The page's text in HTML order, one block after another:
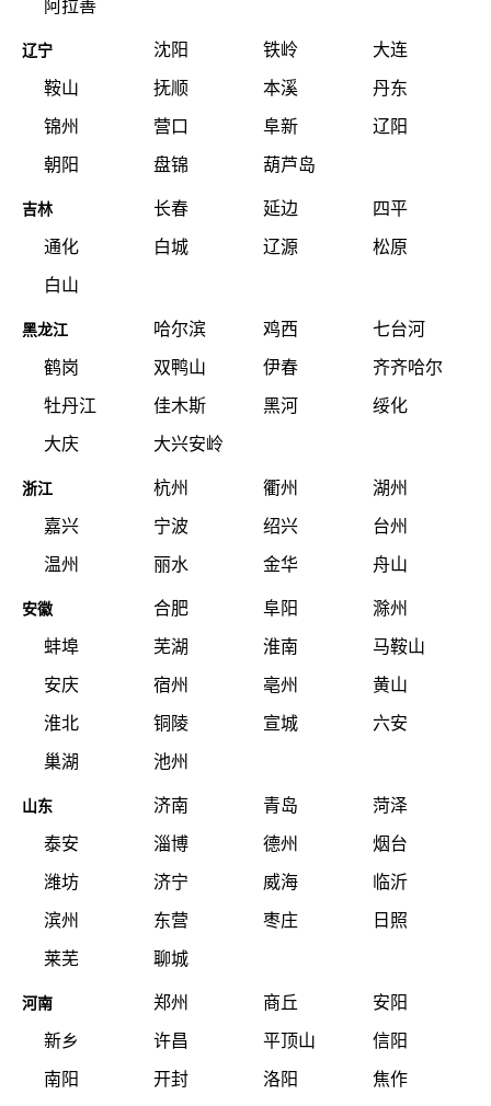
阿拉善
辽宁 沈阳 铁岭 大连
鞍山 抚顺 本溪 丹东
锦州 营口 阜新 辽阳
朝阳 盘锦 葫芦岛
吉林 长春 延边 四平
通化 白城 辽源 松原
白山
黑龙江 哈尔滨 鸡西 七台河
鹤岗 双鸭山 伊春 齐齐哈尔
牡丹江 佳木斯 黑河 绥化
大庆 大兴安岭
浙江 杭州 衢州 湖州
嘉兴 宁波 绍兴 台州
温州 丽水 金华 舟山
安徽 合肥 阜阳 滁州
蚌埠 芜湖 淮南 马鞍山
安庆 宿州 亳州 黄山
淮北 铜陵 宣城 六安
巢湖 池州
山东 济南 青岛 菏泽
泰安 淄博 德州 烟台
潍坊 济宁 威海 临沂
滨州 东营 枣庄 日照
莱芜 聊城
河南 郑州 商丘 安阳
新乡 许昌 平顶山 信阳
南阳 开封 洛阳 焦作